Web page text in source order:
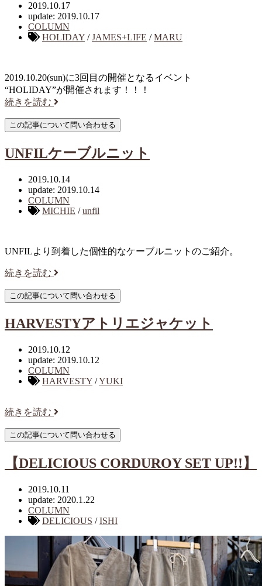
2019.10.17
update: 2019.10.17
COLUMN
HOLIDAY /JAMES+LIFE /MARU
2019.10.20(sun)に3回目の開催となるイベント
“HOLIDAY”が開催されます！！！
続きを読む
UNFILケーブルニット
2019.10.14
update: 2019.10.14
COLUMN
MICHIE /unfil
UNFILより到着した個性的なケーブルニットのご紹介。
続きを読む
HARVESTYアトリエジャケット
2019.10.12
update: 2019.10.12
COLUMN
HARVESTY /YUKI
続きを読む
【DELICIOUS CORDUROY SET UP!!】
2019.10.11
update: 2020.1.22
COLUMN
DELICIOUS /ISHI